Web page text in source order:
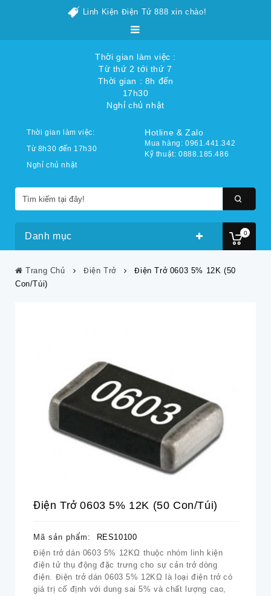
Linh Kiện Điện Tử 888 xin chào!
Thời gian làm việc :
Từ thứ 2 tới thứ 7
Thời gian : 8h đến
17h30
Nghỉ chủ nhật
0
Thời gian làm việc:
Từ 8h30 đến 17h30
Nghỉ chủ nhật
Hotline & Zalo
Mua hàng: 0961.441.342
Kỹ thuật: 0888.185.486
Danh mục
Trang Chủ Điện Trở
Điện Trở 0603 5% 12K (50
Con/túi)
Điện Trở 0603 5% 12K (50 Con/túi)
Mã sản phẩm:
RES10100
Điện trở dán 0603 5% 12KΩ thuộc nhóm linh kiện
điện tử thụ động đặc trưng cho sự cản trở dòng
điện. Điện trở dán 0603 5% 12KΩ là loại điện trở có
giá trị cố định với dung sai 5% và chất lượng cao,